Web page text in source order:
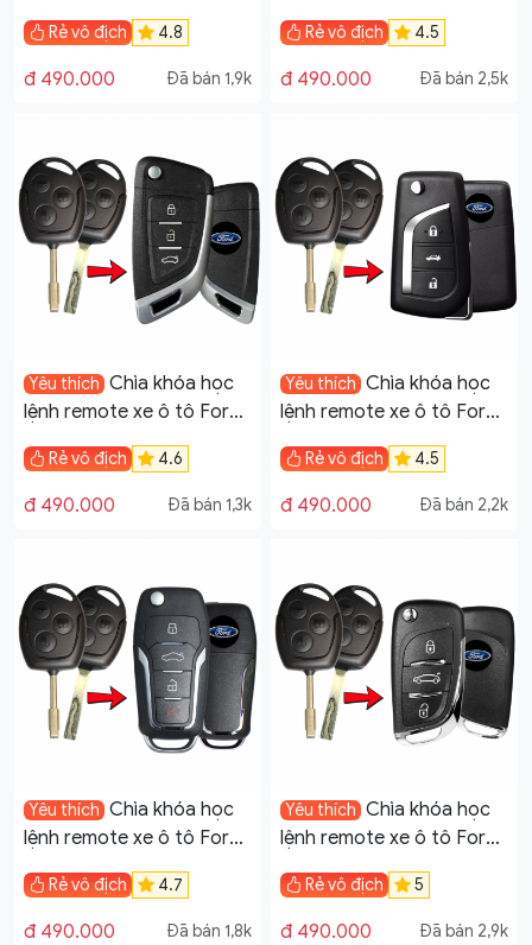
Transit đời 2005-2019
mẫu V17
Rẻ vô địch 4.8
đ 490.000 Đã bán 1,9k
Transit đời 2005-2019
mẫu V16
Rẻ vô địch 4.5
đ 490.000 Đã bán 2,5k
Yêu thích Chìa khóa học
lệnh remote xe ô tô Ford
Transit đời 2005-2019
mẫu V14
Rẻ vô địch 4.6
đ 490.000 Đã bán 1,3k
Yêu thích Chìa khóa học
lệnh remote xe ô tô Ford
Transit đời 2005-2019
mẫu V13
Rẻ vô địch 4.5
đ 490.000 Đã bán 2,2k
Yêu thích Chìa khóa học
lệnh remote xe ô tô Ford
Transit đời 2005-2019
mẫu V12
Rẻ vô địch 4.7
đ 490.000 Đã bán 1,8k
Yêu thích Chìa khóa học
lệnh remote xe ô tô Ford
Transit đời 2005-2019
mẫu V11
Rẻ vô địch 5
đ 490.000 Đã bán 2,9k